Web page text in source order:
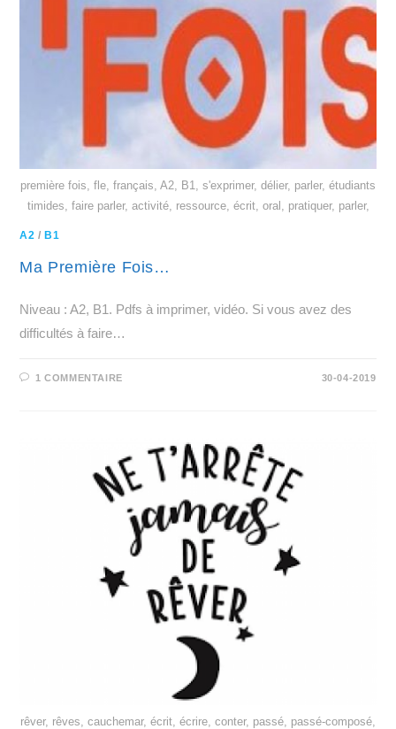
première fois, fle, français, A2, B1, s'exprimer, délier, parler, étudiants
timides, faire parler, activité, ressource, écrit, oral, pratiquer, parler,
A2 /B1
Ma Première Fois…
Niveau : A2, B1. Pdfs à imprimer, vidéo. Si vous avez des
difficultés à faire…
1 COMMENTAIRE 30-04-2019
rêver, rêves, cauchemar, écrit, écrire, conter, passé, passé-composé,